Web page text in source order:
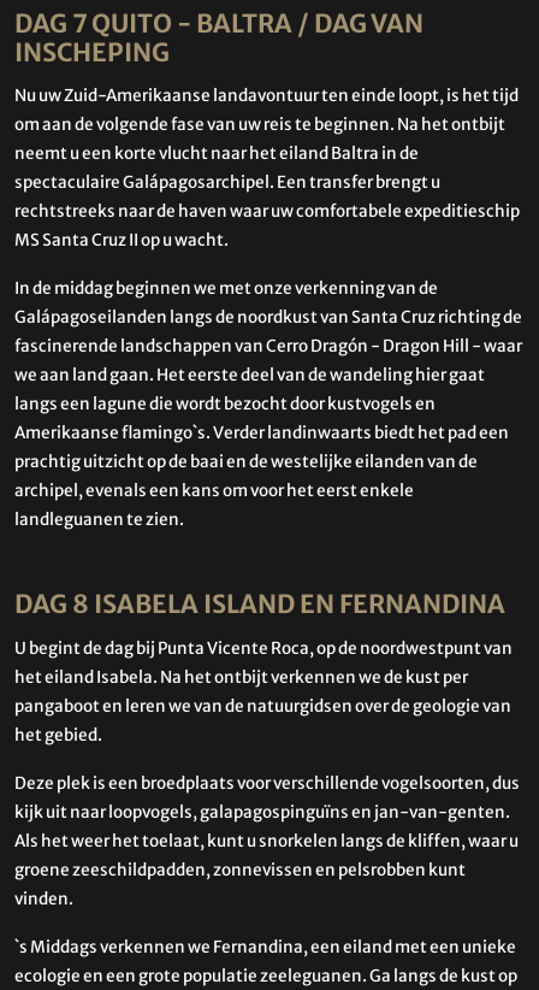
DAG 7 QUITO - BALTRA / DAG VAN
INSCHEPING
Nu uw Zuid-Amerikaanse landavontuur ten einde loopt, is het tijd
om aan de volgende fase van uw reis te beginnen. Na het ontbijt
neemt u een korte vlucht naar het eiland Baltra in de
spectaculaire Galápagosarchipel. Een transfer brengt u
rechtstreeks naar de haven waar uw comfortabele expeditieschip
MS Santa Cruz II op u wacht.
In de middag beginnen we met onze verkenning van de
Galápagoseilanden langs de noordkust van Santa Cruz richting de
fascinerende landschappen van Cerro Dragón - Dragon Hill - waar
we aan land gaan. Het eerste deel van de wandeling hier gaat
langs een lagune die wordt bezocht door kustvogels en
Amerikaanse flamingo`s. Verder landinwaarts biedt het pad een
prachtig uitzicht op de baai en de westelijke eilanden van de
archipel, evenals een kans om voor het eerst enkele
landleguanen te zien.
DAG 8 ISABELA ISLAND EN FERNANDINA
U begint de dag bij Punta Vicente Roca, op de noordwestpunt van
het eiland Isabela. Na het ontbijt verkennen we de kust per
pangaboot en leren we van de natuurgidsen over de geologie van
het gebied.
Deze plek is een broedplaats voor verschillende vogelsoorten, dus
kijk uit naar loopvogels, galapagospinguïns en jan-van-genten.
Als het weer het toelaat, kunt u snorkelen langs de kliffen, waar u
groene zeeschildpadden, zonnevissen en pelsrobben kunt
vinden.
`s Middags verkennen we Fernandina, een eiland met een unieke
ecologie en een grote populatie zeeleguanen. Ga langs de kust op